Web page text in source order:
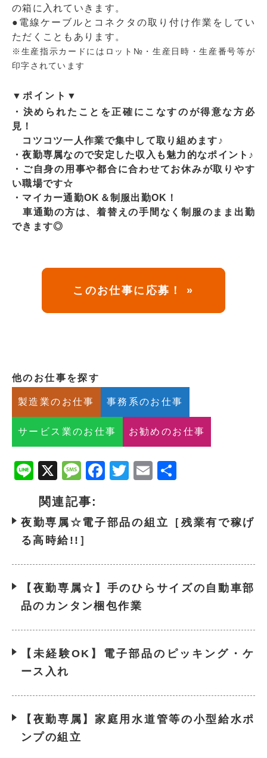
の箱に入れていきます。
●電線ケーブルとコネクタの取り付け作業をしてい
ただくこともあります。
※生産指示カードにはロット№・生産日時・生産番号等が
印字されています
▼ポイント▼
・決められたことを正確にこなすのが得意な方必
見！
コツコツ一人作業で集中して取り組めます♪
・夜勤専属なので安定した収入も魅力的なポイント♪
・ご自身の用事や都合に合わせてお休みが取りやす
い職場です☆
・マイカー通勤OK＆制服出勤OK！
車通勤の方は、着替えの手間なく制服のまま出勤
できます◎
このお仕事に応募！ »
他のお仕事を探す
製造業のお仕事 事務系のお仕事
サービス業のお仕事 お勧めのお仕事
Line
X Message
Facebook
Twitter
Email
関連記事:
夜勤専属☆電子部品の組立［残業有で稼げ
る高時給!!］
【夜勤専属☆】手のひらサイズの自動車部
品のカンタン梱包作業
【未経験OK】電子部品のピッキング・ケ
ース入れ
【夜勤専属】家庭用水道管等の小型給水ポ
ンプの組立